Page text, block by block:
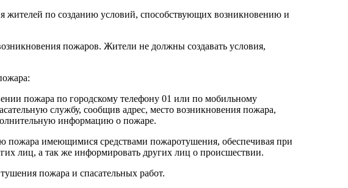
жителей по созданию условий, способствующих возникновению и
пожаров. Жители не должны создавать условия,
пожара по городскому телефону 01 или по мобильному
службу, сообщив адрес, место возникновения пожара,
информацию о пожаре.
пожара имеющимися средствами пожаротушения, обеспечивая при
лиц, а так же информировать других лиц о происшествии.
пожара и спасательных работ.